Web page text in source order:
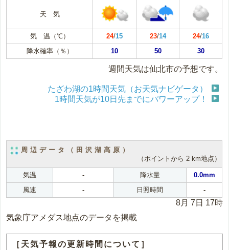
天 気
気 温（℃） 24/15 23/14 24/16
降水確率（％）
10 50 30
週間天気は仙北市の予想です。
たざわ湖の1時間天気（お天気ナビゲータ）
1時間天気が10日先までにパワーアップ！
周辺データ（田沢湖高原）
（ポイントから 2 km地点）
気温 - 降水量
0.0mm
風速
- 日照時間 -
8月 7日 17時
気象庁アメダス地点のデータを掲載
［天気予報の更新時間について］